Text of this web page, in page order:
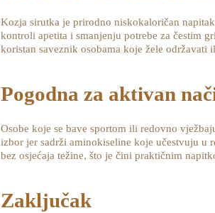
Kozja sirutka je prirodno niskokaloričan
kontroli apetita i smanjenju potrebe za čestim
koristan saveznik osobama koje žele održavati
Pogodna za aktivan
Osobe koje se bave sportom ili redovno
izbor jer sadrži aminokiseline koje učestvuju u
bez osjećaja težine, što je čini praktičnim
Zaključak